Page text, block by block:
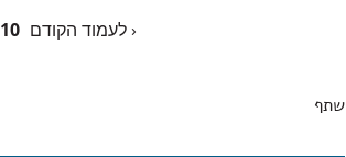
‹ לעמוד הקודם 10 מתוך 12
שתף